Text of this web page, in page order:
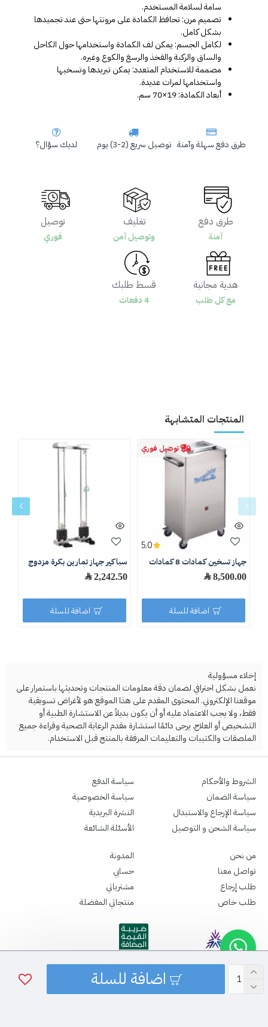
اضافة للسلة
طرق دفع سهلة وآمنة توصيل سريع (2-3) يوم لديك سؤال؟
سامة لسلامة المستخدم.
بشكل كامل.
والساق والركبة والفخذ والرسغ والكوع وغيره.
واستخدامها لمرات عديدة.
أبعاد الكمادة: 19×70 سم.
طرق دفع
آمنة
تغليف
وتوصيل آمن
توصيل
فوري
هدية مجانية
مع كل طلب
قسط طلبك
4 دفعات
المنتجات المتشابهة
توصيل فوري
جهاز تسخين كمادات 8 كمادات
8,500.00 ﷼
5.0
اضافة للسلة
سباكير جهاز تمارين بكرة مزدوج
2,242.50 ﷼
اضافة للسلة
إخلاء مسؤولية
نعمل بشكل احترافي لضمان دقة معلومات المنتجات وتحديثها باستمرار على
موقعنا الإلكتروني. المحتوى المقدم على هذا الموقع هو لأغراض تسويقية
فقط، ولا يجب الاعتماد عليه أو أن يكون بديلاً عن الاستشارة الطبية أو
التشخيص أو العلاج. يرجى دائمًا استشارة مقدم الرعاية الصحية وقراءة جميع
الملصقات والكتيبات والتعليمات المرفقة بالمنتج قبل الاستخدام.
الشروط والأحكام
سياسة الضمان
سياسة الإرجاع والاستبدال
سياسة الشحن و التوصيل
سياسة الدفع
سياسة الخصوصية
النشرة البريدية
الأسئلة الشائعة
من نحن
تواصل معنا
طلب إرجاع
طلب خاص
المدونة
حسابي
مشترياتي
منتجاتي المفضلة